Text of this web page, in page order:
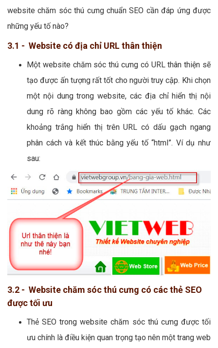
website chăm sóc thú cưng chuẩn SEO cần đáp ứng được
những yếu tố nào?
3.1 - Website có địa chỉ URL thân thiện
Một website chăm sóc thú cưng có URL thân thiện sẽ
tạo được ấn tượng rất tốt cho người truy cập. Khi chọn
một nội dung trong website, các địa chỉ hiển thị nội
dung rõ ràng không bao gồm các yếu tố khác. Các
khoảng trắng hiển thị trên URL có dấu gạch ngang
phân cách và kết thúc bằng yếu tố “html”. Ví dụ như
sau:
3.2 - Website chăm sóc thú cưng có các thẻ SEO
được tối ưu
Thẻ SEO trong website chăm sóc thú cưng được tối
ưu chính là điều kiện quan trọng tạo nên một trang web